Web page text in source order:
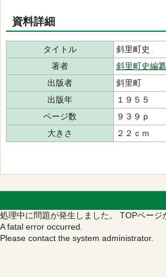
資料詳細
タイトル
斜里町史
著者
斜里町史編
出版者
斜里町
出版年
１９５５
ページ数
９３９ｐ
大きさ
２２ｃｍ
処理中に問題が発生しました。 TOPページ
A fatal error occurred.
Please contact the system administrator.